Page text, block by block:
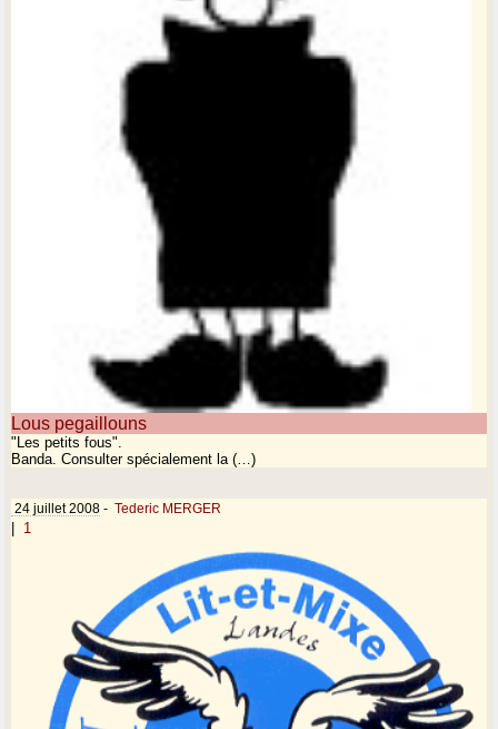
Lous pegaillouns
"Les petits fous".
Banda. Consulter spécialement la (…)
24 juillet 2008 - Tederic MERGER
1